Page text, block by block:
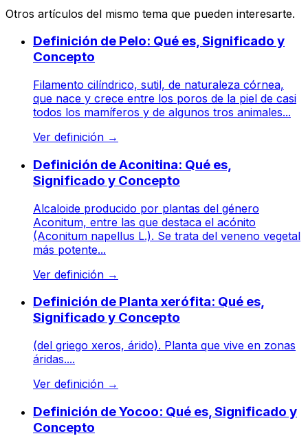
Otros artículos del mismo tema que pueden interesarte.
Definición de Pelo: Qué es, Significado y
Concepto
Filamento cilíndrico, sutil, de naturaleza córnea,
que nace y crece entre los poros de la piel de casi
todos los mamíferos y de algunos tros animales...
Ver definición →
Definición de Aconitina: Qué es,
Significado y Concepto
Alcaloide producido por plantas del género
Aconitum, entre las que destaca el acónito
(Aconitum napellus L.). Se trata del veneno vegetal
más potente...
Ver definición →
Definición de Planta xerófita: Qué es,
Significado y Concepto
(del griego xeros, árido). Planta que vive en zonas
áridas....
Ver definición →
Definición de Yocoo: Qué es, Significado y
Concepto